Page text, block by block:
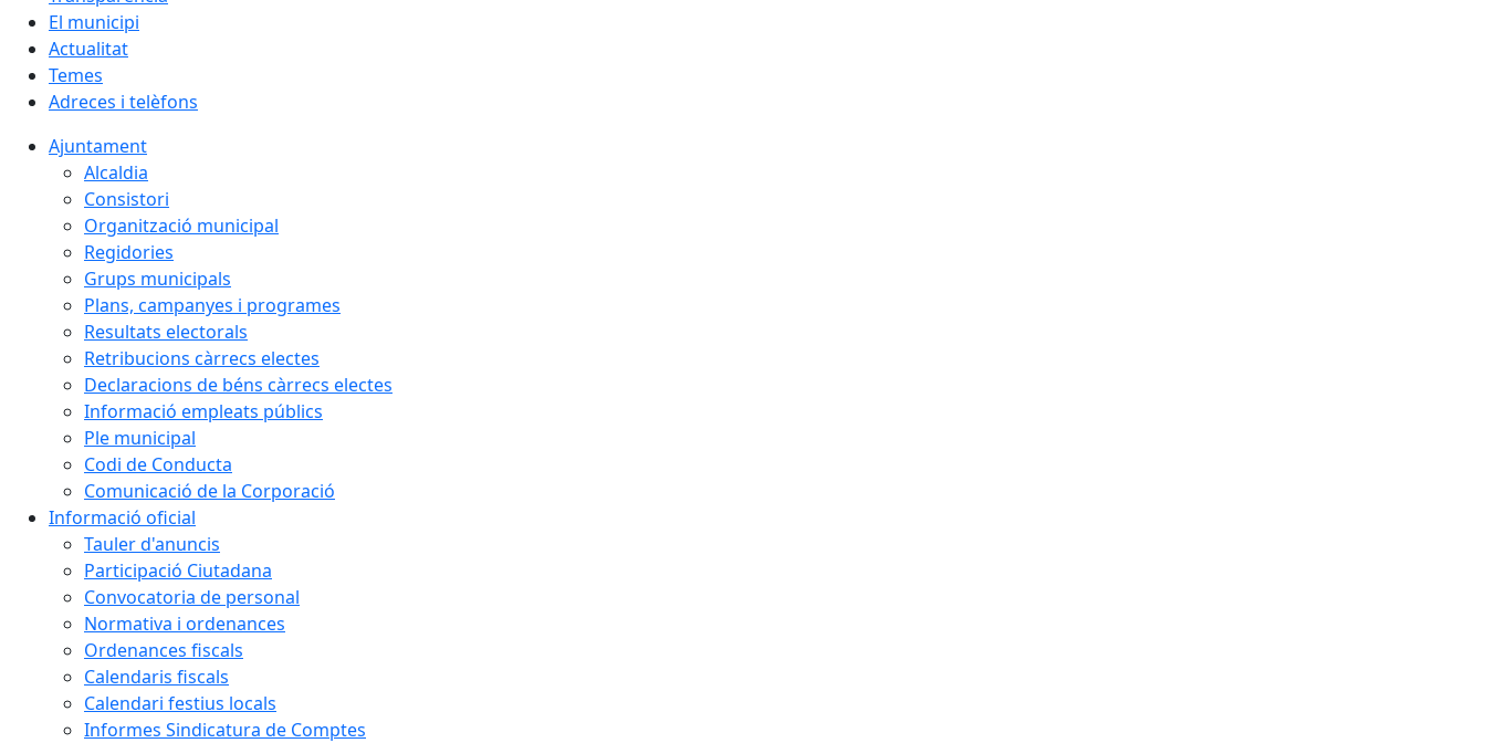
El municipi
Actualitat
Temes
Adreces i telèfons
Ajuntament
Alcaldia
Consistori
Organització municipal
Regidories
Grups municipals
Plans, campanyes i programes
Resultats electorals
Retribucions càrrecs electes
Declaracions de béns càrrecs electes
Informació empleats públics
Ple municipal
Codi de Conducta
Comunicació de la Corporació
Informació oficial
Tauler d'anuncis
Participació Ciutadana
Convocatoria de personal
Normativa i ordenances
Ordenances fiscals
Calendaris fiscals
Calendari festius locals
Informes Sindicatura de Comptes